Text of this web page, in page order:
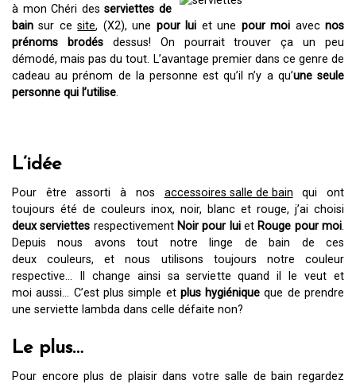
à mon Chéri desserviettes de
bainsur cesite, (X2), une pour lui et une pour moi avecnos
prénoms brodésdessus! On pourrait trouver ça un peu
démodé, mais pas du tout. L’avantage premier dans ce genre de
cadeau au prénom de la personne est qu’il n’y a qu’une seule
personne qui l’utilise.
L’idée
Pour être assorti à nos accessoires salle de bain qui ont
toujours été de couleurs inox, noir, blanc et rouge, j’ai choisi
deux serviettes respectivementNoir pour luiet Rouge pour moi.
Depuis nous avons tout notre linge de bain de ces
deux couleurs, et nous utilisons toujours notre couleur
respective… Il change ainsi sa serviette quand il le veut et
moi aussi… C’est plus simple et plus hygiénique que de prendre
une serviette lambda dans celle défaite non?
Le plus…
Pour encore plus de plaisir dans votre salle de bain regardez